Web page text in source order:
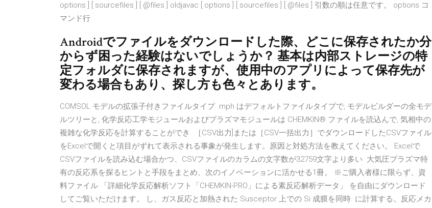
options ] [ sourcefiles ] [ @files ] oldjavac [ options ] [ sourcefiles ] [ @files ] 引数の順は任意です。 options コ
マンド行
Androidでファイルをダウンロードした際、どこに保存されたか分
からず困った経験はないでしょうか？ 基本は内部ストレージの特
定フォルダに保存されますが、使用中のアプリによって保存先が
変わる場合もあり、探し方も色々とあります。
COMSOL モデルの拡張子付きファイルタイプ .mph はデフォルトファイルタイプで, モデルビルダーの全モデ
ルツリーと, 化学反応工学モジュールおよびプラズマモジュールは CHEMKIN® ファイルを読込んで, 気相中の
複雑な化学反応を計算することができ ［CSV出力]または［CSV一括出力］でダウンロードしたCSVファイル
をExcelで開くと項目がずれて表示される事象が発生します。原因と対処方法を教えてください。 Excelで
CSVファイルを読み込む場合かつ、CSVファイルのカラムの文字数が32759文字より多い 大気圧プラズマ特
有の反応系を探るヒントと手段をまとめ、次のイノベーションに活かせる1冊。 ※ご購入者様に限らず、資
料ファイル 「詳細化学反応解析ソフト「CHEMKIN-PRO」による素反応解析データ」 を自由にダウンロード
してご覧いただけます。 し、ガス反応と加熱された Susceptor 上での Si 成膜を同時. に計算する。反応メカ